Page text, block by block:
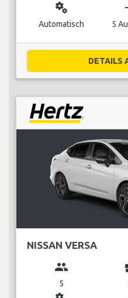
miscellaneous_services
Automatisch 5
DETAILS
NISSAN VERSA
group
5